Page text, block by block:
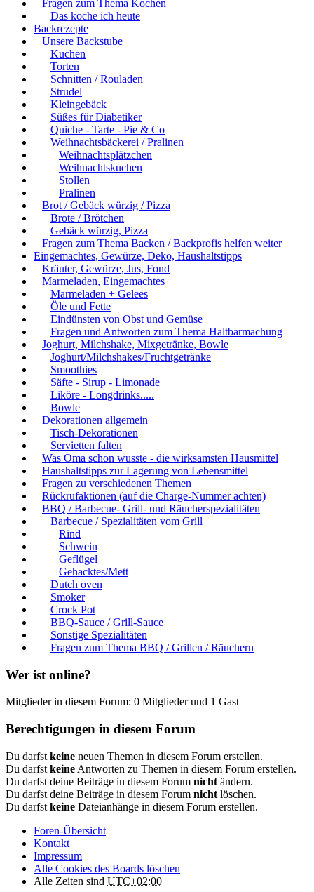
Fragen zum Thema Kochen
Das koche ich heute
Backrezepte
Unsere Backstube
Kuchen
Torten
Schnitten / Rouladen
Strudel
Kleingebäck
Süßes für Diabetiker
Quiche - Tarte - Pie & Co
Weihnachtsbäckerei / Pralinen
Weihnachtsplätzchen
Weihnachtskuchen
Stollen
Pralinen
Brot / Gebäck würzig / Pizza
Brote / Brötchen
Gebäck würzig, Pizza
Fragen zum Thema Backen / Backprofis helfen weiter
Eingemachtes, Gewürze, Deko, Haushaltstipps
Kräuter, Gewürze, Jus, Fond
Marmeladen, Eingemachtes
Marmeladen + Gelees
Öle und Fette
Eindünsten von Obst und Gemüse
Fragen und Antworten zum Thema Haltbarmachung
Joghurt, Milchshake, Mixgetränke, Bowle
Joghurt/Milchshakes/Fruchtgetränke
Smoothies
Säfte - Sirup - Limonade
Liköre - Longdrinks.....
Bowle
Dekorationen allgemein
Tisch-Dekorationen
Servietten falten
Was Oma schon wusste - die wirksamsten Hausmittel
Haushaltstipps zur Lagerung von Lebensmittel
Fragen zu verschiedenen Themen
Rückrufaktionen (auf die Charge-Nummer achten)
BBQ / Barbecue- Grill- und Räucherspezialitäten
Barbecue / Spezialitäten vom Grill
Rind
Schwein
Geflügel
Gehacktes/Mett
Dutch oven
Smoker
Crock Pot
BBQ-Sauce / Grill-Sauce
Sonstige Spezialitäten
Fragen zum Thema BBQ / Grillen / Räuchern
Wer ist online?
Mitglieder in diesem Forum: 0 Mitglieder und 1 Gast
Berechtigungen in diesem Forum
Du darfst keine neuen Themen in diesem Forum erstellen.
Du darfst keine Antworten zu Themen in diesem Forum erstellen.
Du darfst deine Beiträge in diesem Forum nicht ändern.
Du darfst deine Beiträge in diesem Forum nicht löschen.
Du darfst keine Dateianhänge in diesem Forum erstellen.
Foren-Übersicht
Kontakt
Impressum
Alle Cookies des Boards löschen
Alle Zeiten sind UTC+02:00